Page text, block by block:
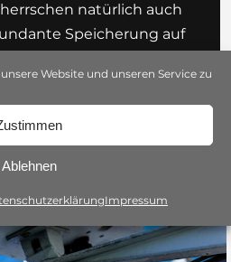
Website und unseren Service zu
Ablehnen
Impressum
natürlich auch
Speicherung auf